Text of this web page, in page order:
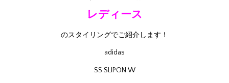
レディース
のスタイリングでご紹介します！
adidas
SS SLIPON W